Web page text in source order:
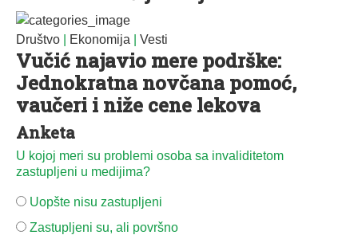
Društvo Ekonomija Vesti
Vučić najavio mere podrške:
Jednokratna novčana pomoć,
vaučeri i niže cene lekova
Anketa
U kojoj meri su problemi osoba sa invaliditetom
zastupljeni u medijima?
Uopšte nisu zastupljeni
Zastupljeni su, ali površno